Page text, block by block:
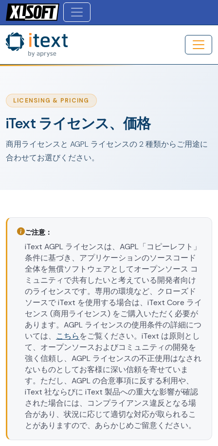
LICENSING & PRICING
iText ライセンス、価格
商用ライセンスと AGPL ライセンスの 2 種類からご用途に
合わせてお選びください。
ご注意：
iText AGPL ライセンスは、AGPL「コピーレフト」
条件に基づき、アプリケーションのソースコード
全体を無償ソフトウェアとしてオープンソース コ
ミュニティで共有したいと考えている開発者向け
のライセンスです。専用の環境など、クローズド
ソースで iText を使用する場合は、iText Core ライ
センス (商用ライセンス) をご購入いただく必要が
あります。AGPL ライセンスの使用条件の詳細につ
いては、 こちらをご覧ください。iText は原則とし
て、オープンソースおよびコミュニティの開発を
強く信頼し、AGPL ライセンスの不正使用はなされ
ないものとしてお客様に深い信頼を寄せていま
す。ただし、AGPL の合意事項に反する利用や、
iText 社ならびに iText 製品への重大な影響が確認
された場合には、コンプライアンス違反となる場
合があり、状況に応じて適切な対応が取られるこ
とがありますので、あらかじめご留意ください。